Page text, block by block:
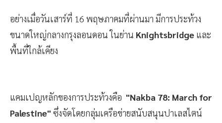
อย่างเมื่อวันเสาร์ที่ 16 พฤษภาคมที่ผ่านมา มีการประท้วง
ขนาดใหญ่กลางกรุงลอนดอน ในย่าน Knightsbridge และ
พื้นที่ใกล้เคียง
แคมเปญหลักของการประท้วงคือ "Nakba 78: March for
Palestine" ซึ่งจัดโดยกลุ่มเครือข่ายสนับสนุนปาเลสไตน์